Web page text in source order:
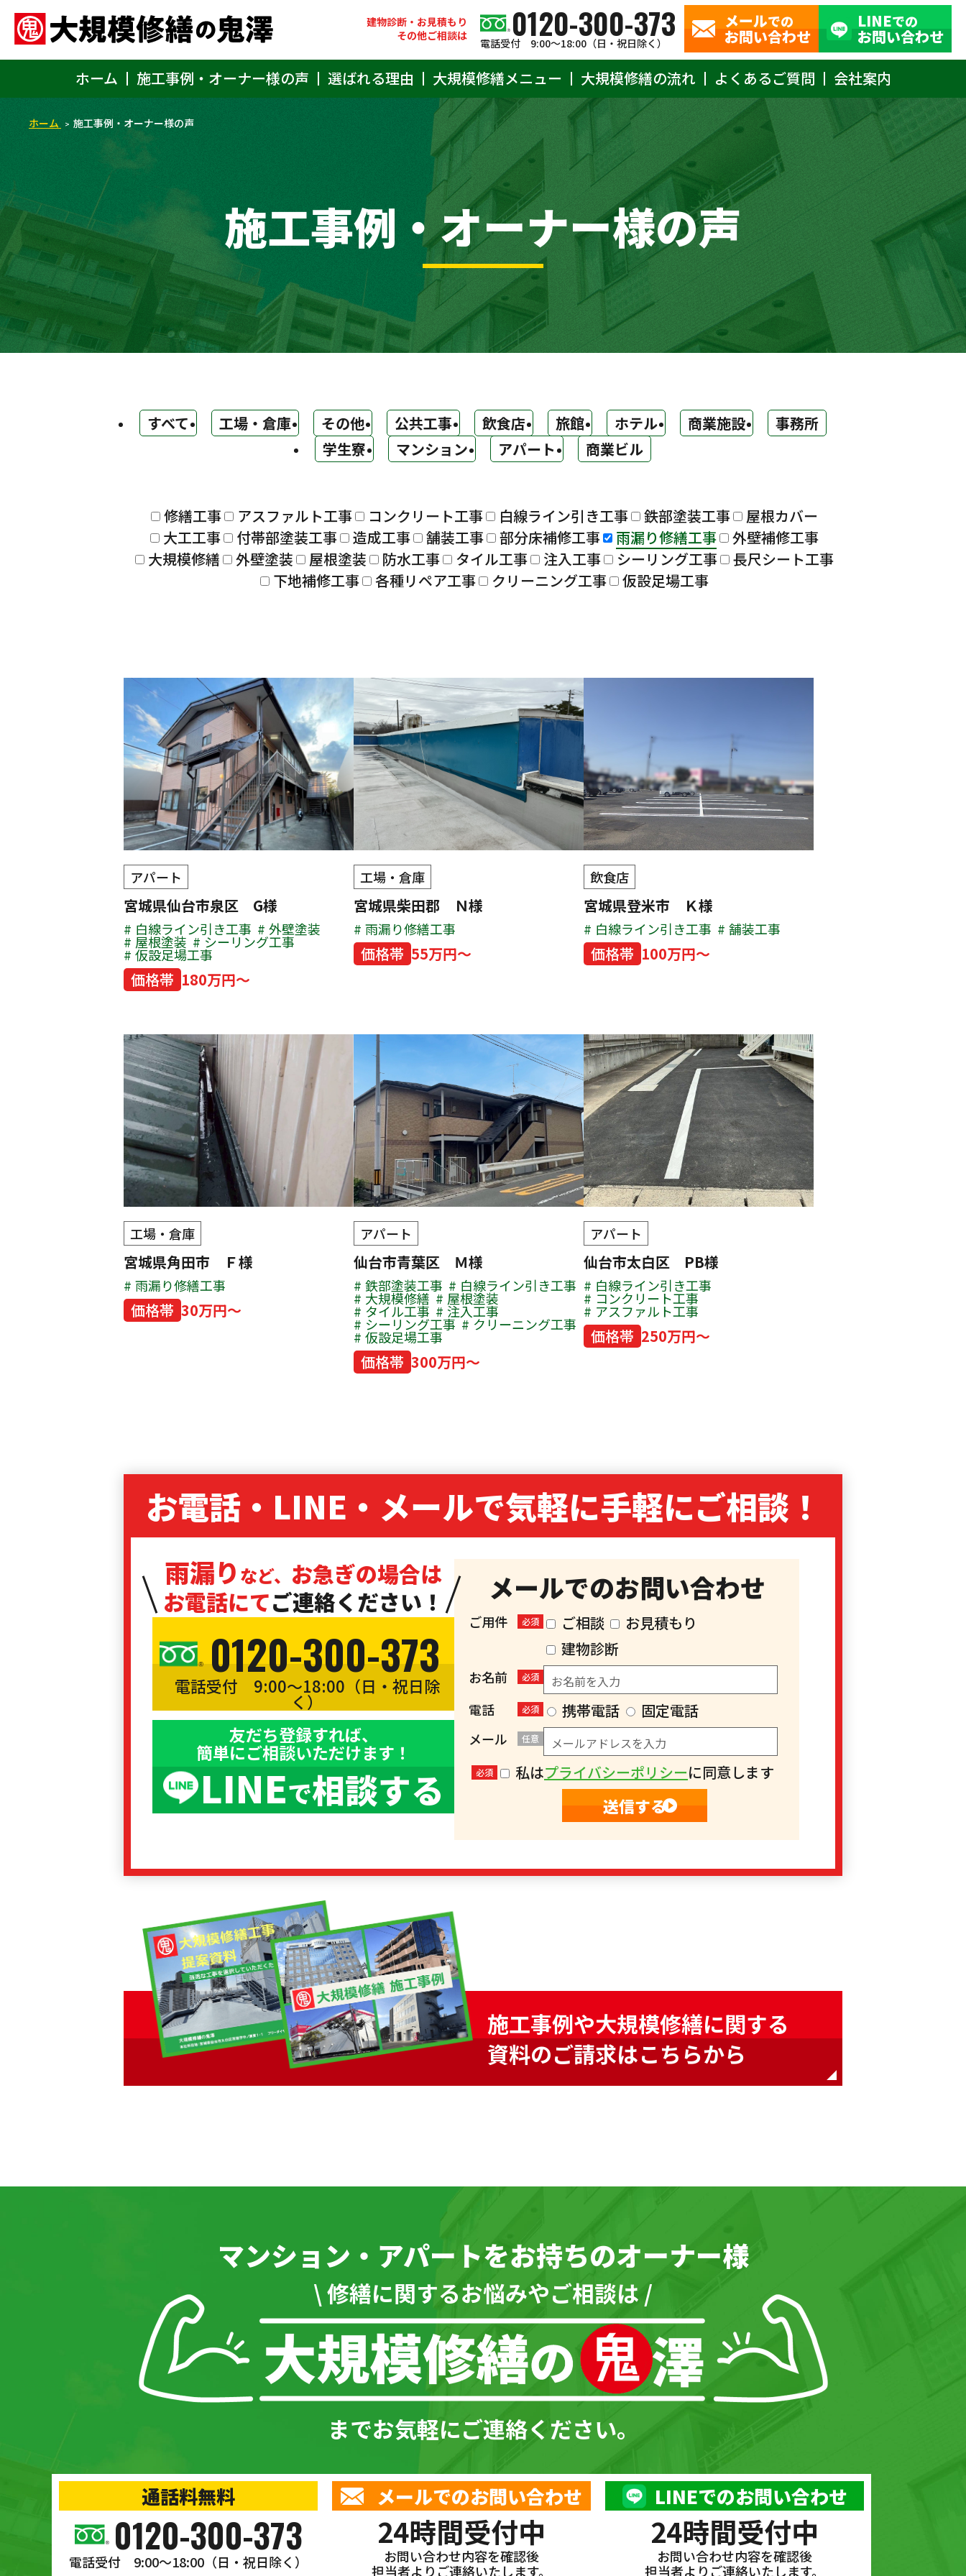
建物診断・お見積もり
その他ご相談は
0120-300-373
電話受付 9:00〜18:00（日・祝日除く）
メールでの
お問い合わせ
LINEでの
お問い合わせ
ホーム
施工事例・オーナー様の声 選ばれる理由 大規模修繕メニュー 大規模修繕の流れ よくあるご質問 会社案内
ホーム 施工事例・オーナー様の声
施工事例・オーナー様の声
すべて 工場・倉庫 その他 公共工事 飲食店 旅館 ホテル 商業施設
事務所
学生寮
マンション アパート 商業ビル
修繕工事 アスファルト工事 コンクリート工事 白線ライン引き工事 鉄部塗装工事
屋根カバー
大工工事
付帯部塗装工事 造成工事 舗装工事 部分床補修工事 雨漏り修繕工事
外壁補修工事
大規模修繕
外壁塗装 屋根塗装 防水工事 タイル工事 注入工事 シーリング工事
長尺シート工事
下地補修工事
各種リペア工事 クリーニング工事 仮設足場工事
アパート
宮城県仙台市泉区 G様
白線ライン引き工事 外壁塗装
屋根塗装 シーリング工事
仮設足場工事
価格帯 180万円～
工場・倉庫
宮城県柴田郡 Ｎ様
雨漏り修繕工事
価格帯 55万円～
飲食店
宮城県登米市 Ｋ様
白線ライン引き工事 舗装工事
価格帯 100万円～
工場・倉庫
宮城県角田市 Ｆ様
雨漏り修繕工事
価格帯 30万円～
アパート
仙台市青葉区 Ｍ様
鉄部塗装工事 白線ライン引き工事
大規模修繕 屋根塗装
タイル工事 注入工事
シーリング工事 クリーニング工事
仮設足場工事
価格帯 300万円～
アパート
仙台市太白区 PB様
白線ライン引き工事
コンクリート工事
アスファルト工事
価格帯 250万円～
お電話・LINE・ メールで気軽に手軽にご相談！
雨漏り など、 お急ぎの場合は
お電話にてご連絡ください！
0120-300-373
電話受付 9:00〜18:00（日・祝日除
く）
友だち登録すれば、
簡単にご相談いただけます！
LINEで相談する
メールでのお問い合わせ
ご用件 必須 ご相談
お見積もり
建物診断
お名前 必須
電話 必須 携帯電話 固定電話
メール 任意
必須 私はプライバシーポリシーに同意します
施工事例や大規模修繕に関する
資料のご請求はこちらから
マンション・アパートをお持ちのオーナー様
\ 修繕に関するお悩みやご相談は /
までお気軽にご連絡ください。
通話料無料
0120-300-373
電話受付 9:00〜18:00 （日・祝日除く）
メールでのお問い合わせ
24時間受付中
お問い合わせ内容を確認後
担当者よりご連絡いたします。
LINEでのお問い合わせ
24時間受付中
お問い合わせ内容を確認後
担当者よりご連絡いたします。